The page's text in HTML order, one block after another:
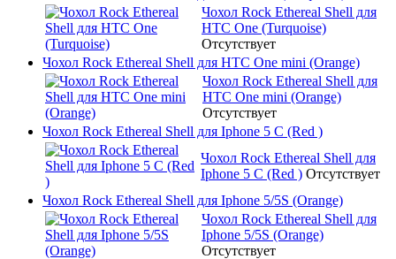
Чохол Rock Ethereal Shell для
HTC One (Turquoise)
Отсутствует
Чохол Rock Ethereal Shell для HTC One mini (Orange)
Чохол Rock Ethereal Shell для
HTC One mini (Orange)
Отсутствует
Чохол Rock Ethereal Shell для Iphone 5 C (Red )
Чохол Rock Ethereal Shell для
Iphone 5 C (Red ) Отсутствует
Чохол Rock Ethereal Shell для Iphone 5/5S (Orange)
Чохол Rock Ethereal Shell для
Iphone 5/5S (Orange)
Отсутствует